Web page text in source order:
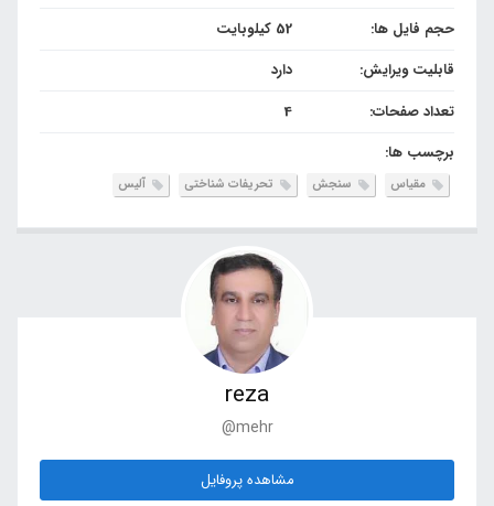
حجم فایل ها:
52 کیلوبایت
قابلیت ویرایش:
دارد
تعداد صفحات:
4
برچسب ها:
مقیاس سنجش تحریفات شناختی آلیس
reza
@mehr
مشاهده پروفایل